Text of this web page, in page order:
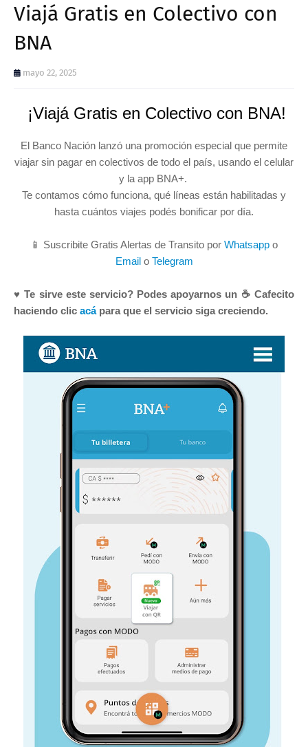
Viajá Gratis en Colectivo con
BNA
mayo 22, 2025
¡Viajá Gratis en Colectivo con BNA!
El Banco Nación lanzó una promoción especial que permite
viajar sin pagar en colectivos de todo el país, usando el celular
y la app BNA+.
Te contamos cómo funciona, qué líneas están habilitadas y
hasta cuántos viajes podés bonificar por día.
📱 Suscribite Gratis Alertas de Transito por Whatsapp o
Emailo Telegram
♥ Te sirve este servicio? Podes apoyarnos un ☕ Cafecito
haciendo clic acápara que el servicio siga creciendo.